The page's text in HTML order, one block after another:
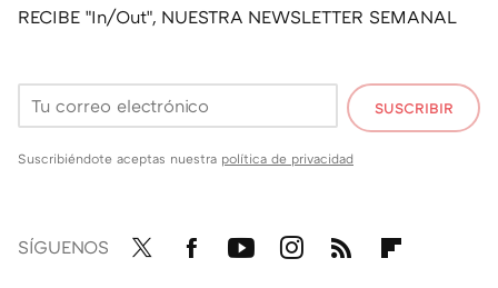
RECIBE "In/Out", NUESTRA NEWSLETTER SEMANAL
SUSCRIBIR
Suscribiéndote aceptas nuestra política de privacidad
SÍGUENOS